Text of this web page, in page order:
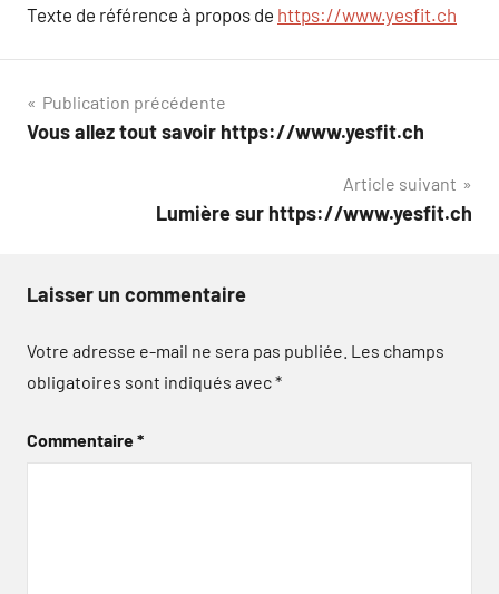
Texte de référence à propos de https://www.yesfit.ch
Navigation
de
Publication précédente
Vous allez tout savoir https://www.yesfit.ch
Article suivant
Lumière sur https://www.yesfit.ch
Laisser un commentaire
Votre adresse e-mail ne sera pas publiée. Les champs
obligatoires sont indiqués avec*
Commentaire*